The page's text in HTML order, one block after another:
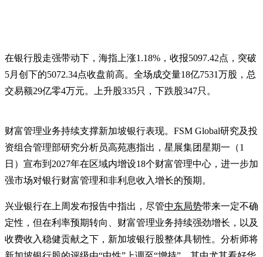
在银行股走强带动下，海指上涨1.18%，收报5097.42点，突破
5月创下的5072.34点收盘前高。全场成交量18亿7531万股，总
交易额29亿零4万元。上升股335只，下跌股347只。
财富管理业务持续支撑新加坡银行表现。FSM Global研究及投
资组合管理部研究分析员高苑惠指出，星展集团星期一（1
日）宣布到2027年在区域内增设18个财富管理中心，进一步加
强市场对银行财富管理和非利息收入增长的预期。
兴业银行在上周发布报告中指出，尽管中东局势带来一定不确
定性，但在利率预期转向、财富管理业务持续强劲增长，以及
收费收入稳健贡献之下，新加坡银行股整体具韧性。分析师将